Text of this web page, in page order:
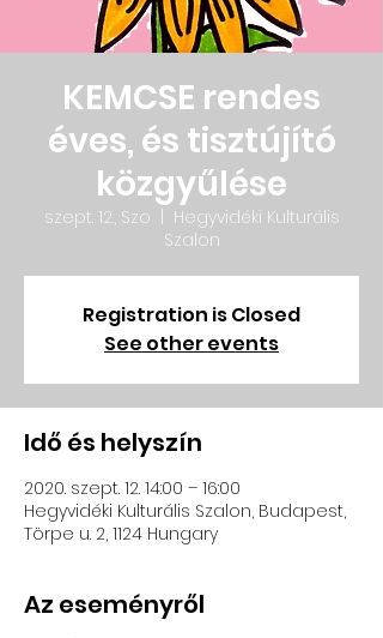
KEMCSE rendes
éves, és tisztújító
közgyűlése
szept. 12., Szo
Hegyvidéki Kulturális
Szalon
Registration is Closed
See other events
Idő és helyszín
2020. szept. 12. 14:00 – 16:00
Hegyvidéki Kulturális Szalon, Budapest,
Törpe u. 2, 1124 Hungary
Az eseményről